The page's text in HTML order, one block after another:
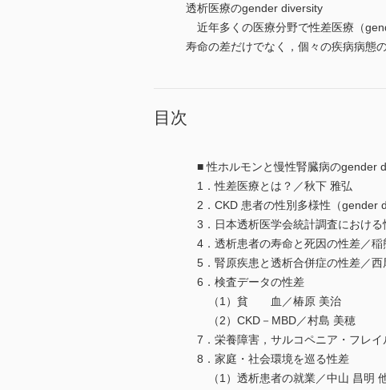
透析医療のgender diversity
近年多くの医療分野で性差医療（
寿命の差だけでなく，個々の疾病病態
目次
■ 性ホルモンと慢性腎臓病の
1．性差医療とは？／秋下 雅弘
2．CKD 患者の性別多様性（
3．日本透析医学会統計調査における
4．透析患者の寿命と死因の性差／稲
5．腎原疾患と透析合併症の性差／西
6．検査データの性差
（1）貧 血／椿原 美治
（2）CKD－MBD／村島 美穂
7．栄養障害，サルコペニア・フレ
8．家庭・社会環境を巡る性差
（1）透析患者の就業／中山 昌明